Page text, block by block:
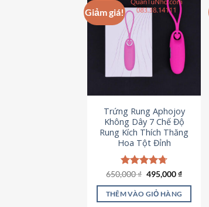
Giảm giá!
Trứng Rung Aphojoy
Không Dây 7 Chế Độ
Rung Kích Thích Thăng
Hoa Tột Đỉnh
Được xếp
5 sao
650,000₫ Giá
là:
650,000 ₫.
495,000₫Giá
tại
là:
THÊM VÀO GIỎ HÀNG